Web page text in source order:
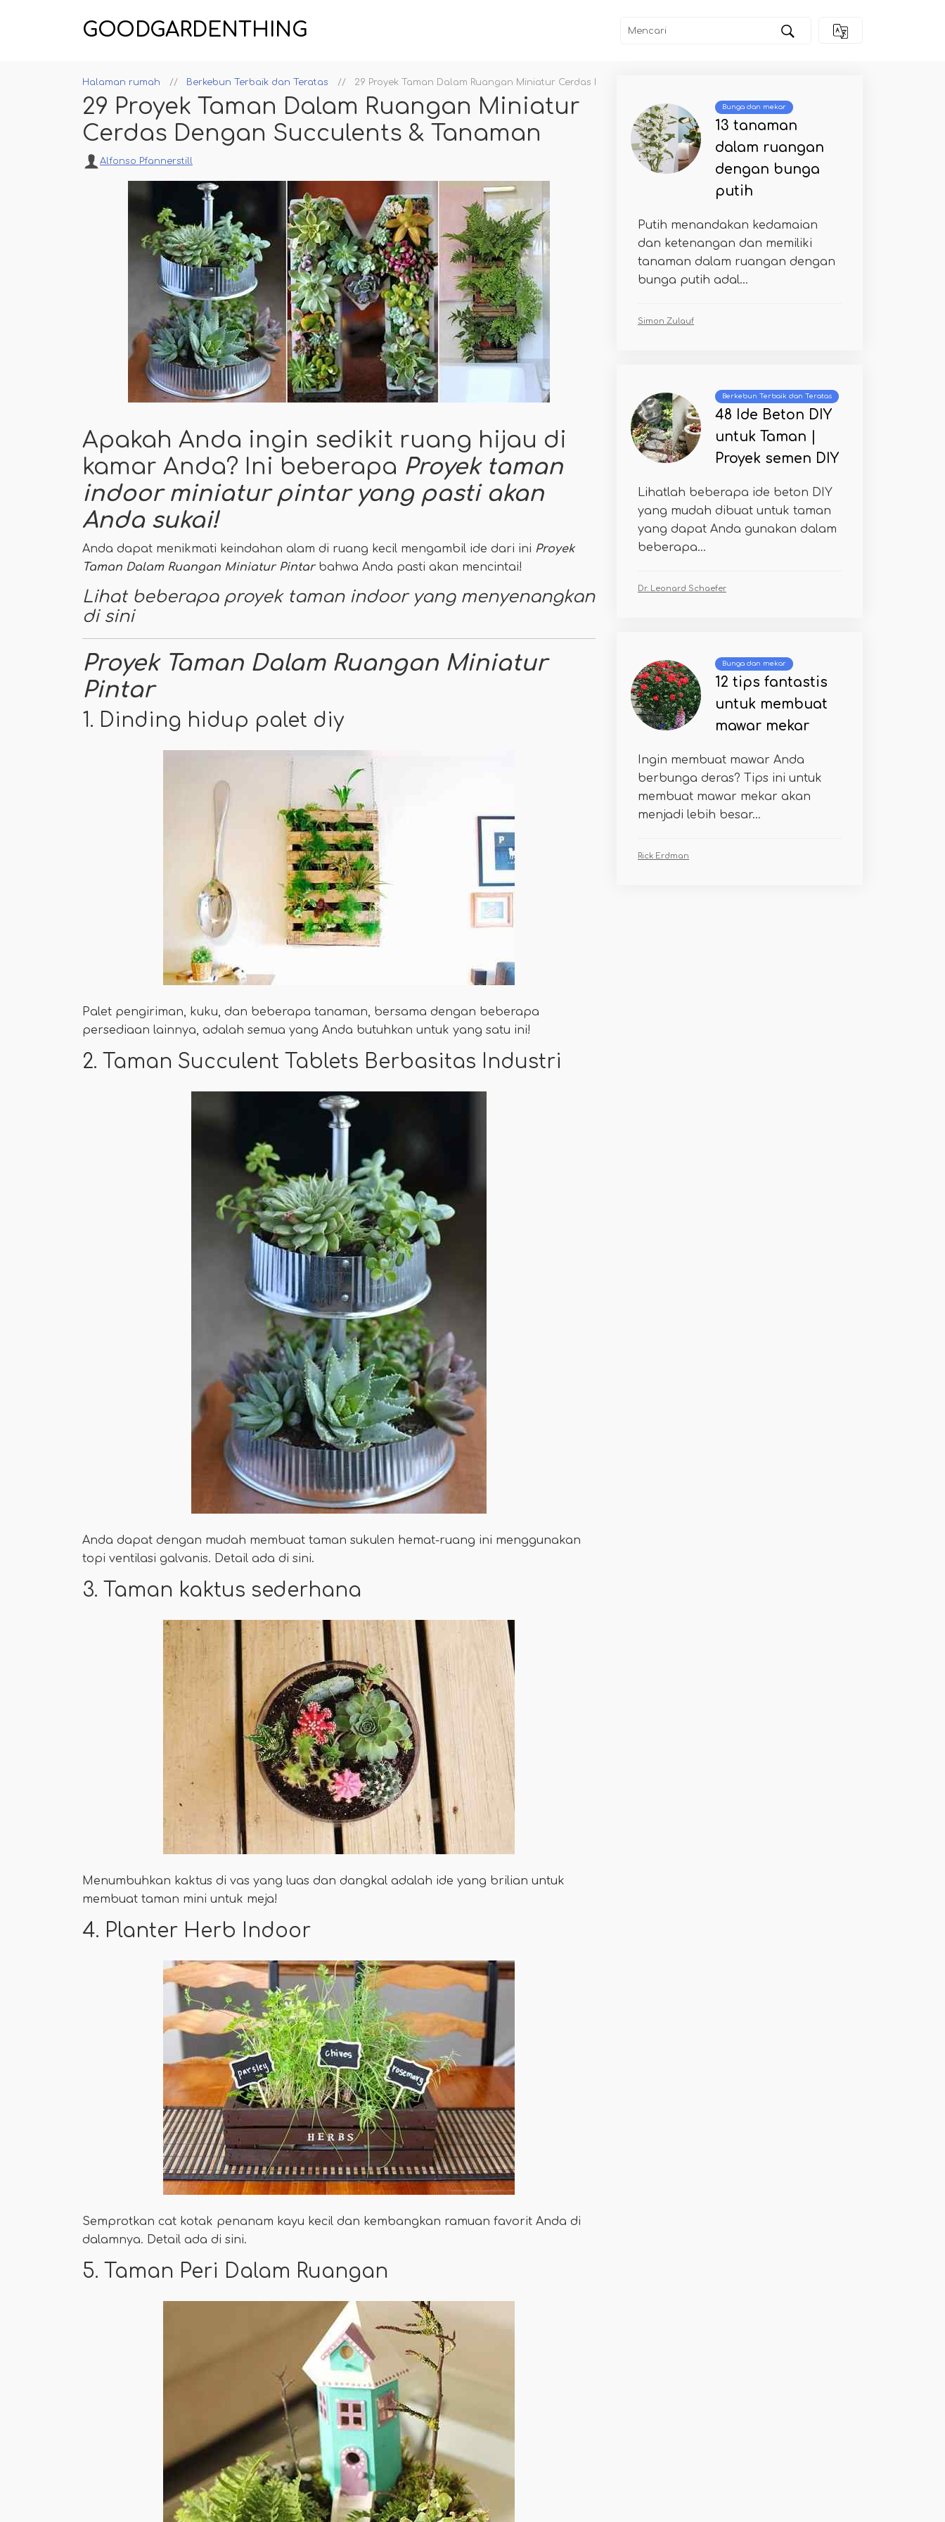
GOODGARDENTHING
Halaman rumah Berkebun Terbaik dan Teratas 29 Proyek Taman Dalam Ruangan Miniatur Cerdas Dengan Succulents & Tanaman
29 Proyek Taman Dalam Ruangan Miniatur
Cerdas Dengan Succulents & Tanaman
Alfonso Pfannerstill
Apakah Anda ingin sedikit ruang hijau di
kamar Anda? Ini beberapa Proyek taman
indoor miniatur pintar yang pasti akan
Anda sukai!
Anda dapat menikmati keindahan alam di ruang kecil mengambil ide dari ini Proyek
Taman Dalam Ruangan Miniatur Pintarbahwa Anda pasti akan mencintai!
Lihat beberapa proyek taman indoor yang menyenangkan
di sini
Proyek Taman Dalam Ruangan Miniatur
Pintar
1. Dinding hidup palet diy
Palet pengiriman, kuku, dan beberapa tanaman, bersama dengan beberapa
persediaan lainnya, adalah semua yang Anda butuhkan untuk yang satu ini!
2. Taman Succulent Tablets Berbasitas Industri
Anda dapat dengan mudah membuat taman sukulen hemat-ruang ini menggunakan
topi ventilasi galvanis. Detail ada di sini.
3. Taman kaktus sederhana
Menumbuhkan kaktus di vas yang luas dan dangkal adalah ide yang brilian untuk
membuat taman mini untuk meja!
4. Planter Herb Indoor
Semprotkan cat kotak penanam kayu kecil dan kembangkan ramuan favorit Anda di
dalamnya. Detail ada di sini.
5. Taman Peri Dalam Ruangan
Bunga dan mekar
13 tanaman
dalam ruangan
dengan bunga
putih
Putih menandakan kedamaian
dan ketenangan dan memiliki
tanaman dalam ruangan dengan
bunga putih adal...
Simon Zulauf
Berkebun Terbaik dan Teratas
48 Ide Beton DIY
untuk Taman |
Proyek semen DIY
Lihatlah beberapa ide beton DIY
yang mudah dibuat untuk taman
yang dapat Anda gunakan dalam
beberapa...
Dr. Leonard Schaefer
Bunga dan mekar
12 tips fantastis
untuk membuat
mawar mekar
Ingin membuat mawar Anda
berbunga deras? Tips ini untuk
membuat mawar mekar akan
menjadi lebih besar...
Rick Erdman